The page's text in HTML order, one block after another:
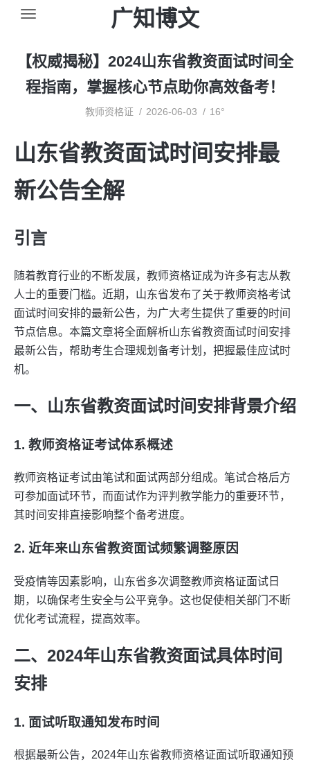
广知博文
【权威揭秘】2024山东省教资面试时间全
程指南，掌握核心节点助你高效备考！
教师资格证 2026-06-03 16°
山东省教资面试时间安排最
新公告全解
引言
随着教育行业的不断发展，教师资格证成为许多有志从教
人士的重要门槛。近期，山东省发布了关于教师资格考试
面试时间安排的最新公告，为广大考生提供了重要的时间
节点信息。本篇文章将全面解析山东省教资面试时间安排
最新公告，帮助考生合理规划备考计划，把握最佳应试时
机。
一、山东省教资面试时间安排背景介绍
1. 教师资格证考试体系概述
教师资格证考试由笔试和面试两部分组成。笔试合格后方
可参加面试环节，而面试作为评判教学能力的重要环节，
其时间安排直接影响整个备考进度。
2. 近年来山东省教资面试频繁调整原因
受疫情等因素影响，山东省多次调整教师资格证面试日
期，以确保考生安全与公平竞争。这也促使相关部门不断
优化考试流程，提高效率。
二、2024年山东省教资面试具体时间
安排
1. 面试听取通知发布时间
根据最新公告，2024年山东省教师资格证面试听取通知预